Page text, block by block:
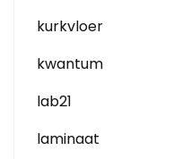
kurkvloer
kwantum
lab21
laminaat